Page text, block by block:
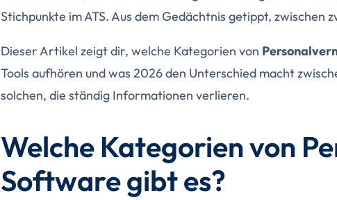
Stichpunkte im ATS. Aus dem Gedächtnis getippt, zwischen
Dieser Artikel zeigt dir, welche Kategorien von
Tools aufhören und was 2026 den Unterschied macht
solchen, die ständig Informationen verlieren.
Welche Kategorien von
Software gibt es?